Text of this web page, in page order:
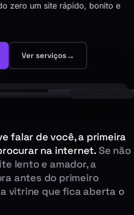
zero um site rápido, bonito e
Ver serviços→
falar de você, a primeira
na internet. Se não
lento e amador, a
antes do primeiro
vitrine que fica aberta o